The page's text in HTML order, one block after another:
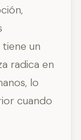
un
radica en
lo
cuando